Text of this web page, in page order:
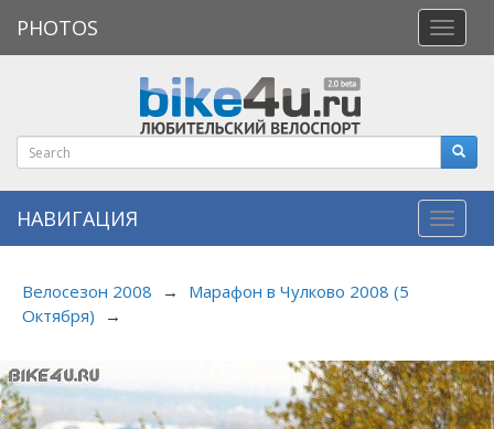
меню
PHOTOS
НАВИГАЦИЯ
Велосезон 2008 →
Марафон в Чулково 2008 (5
Октября)
→